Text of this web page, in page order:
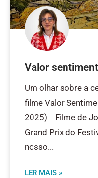
Valor
Um olhar sobre a
filme Valor
2025) Filme de
Grand Prix do
nosso
LER MAIS »